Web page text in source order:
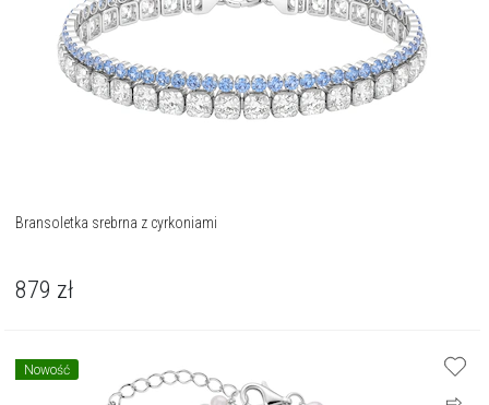
Bransoletka srebrna z cyrkoniami
879 zł
Nowość